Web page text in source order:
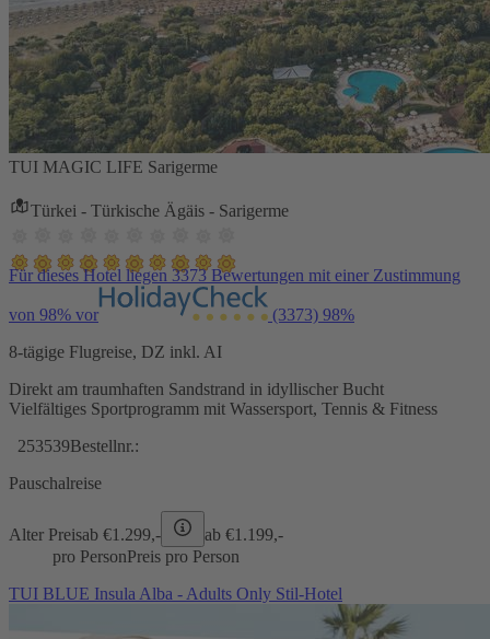
TUI MAGIC LIFE Sarigerme
Türkei - Türkische Ägäis - Sarigerme
Für dieses Hotel liegen 3373 Bewertungen mit einer Zustimmung
von 98% vor (3373) 98%
8-tägige Flugreise, DZ inkl. AI
Direkt am traumhaften Sandstrand in idyllischer Bucht
Vielfältiges Sportprogramm mit Wassersport, Tennis & Fitness
253539Bestellnr.:
Pauschalreise
Alter Preisab €1.299,- ab €1.199,-
pro PersonPreis pro Person
TUI BLUE Insula Alba - Adults Only Stil-Hotel